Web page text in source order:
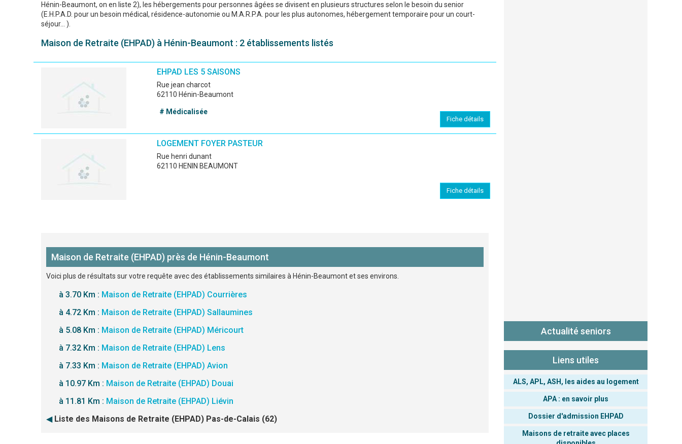
Hénin-Beaumont, on en liste 2), les hébergements pour personnes âgées se divisent en plusieurs structures selon le besoin du senior
(E.H.P.A.D. pour un besoin médical, résidence-autonomie ou M.A.R.P.A. pour les plus autonomes, hébergement temporaire pour un court-
séjour... ).
Maison de Retraite (EHPAD) à Hénin-Beaumont : 2 établissements listés
EHPAD LES 5 SAISONS
rue jean charcot
62110 Hénin-Beaumont
# Médicalisée
Fiche détails
LOGEMENT FOYER PASTEUR
rue henri dunant
62110 HENIN BEAUMONT
Fiche détails
Maison de Retraite (EHPAD) près de Hénin-Beaumont
Voici plus de résultats sur votre requête avec des établissements similaires à Hénin-Beaumont et ses environs.
à 3.70 Km : Maison de Retraite (EHPAD) Courrières
à 4.72 Km : Maison de Retraite (EHPAD) Sallaumines
à 5.08 Km : Maison de Retraite (EHPAD) Méricourt
à 7.32 Km : Maison de Retraite (EHPAD) Lens
à 7.33 Km : Maison de Retraite (EHPAD) Avion
à 10.97 Km : Maison de Retraite (EHPAD) Douai
à 11.81 Km : Maison de Retraite (EHPAD) Liévin
◀ Liste des Maisons de Retraite (EHPAD) Pas-de-Calais (62)
Actualité seniors
Liens utiles
ALS, APL, ASH, les aides au logement
APA : en savoir plus
Dossier d'admission EHPAD
Maisons de retraite avec places